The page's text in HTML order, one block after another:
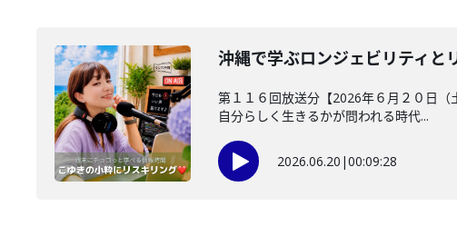
沖縄で学ぶロンジェビリティと
第１１６回放送分【2026年６月２０日
自分らしく生きるかが問われる時代...
2026.06.20 |00:09:28